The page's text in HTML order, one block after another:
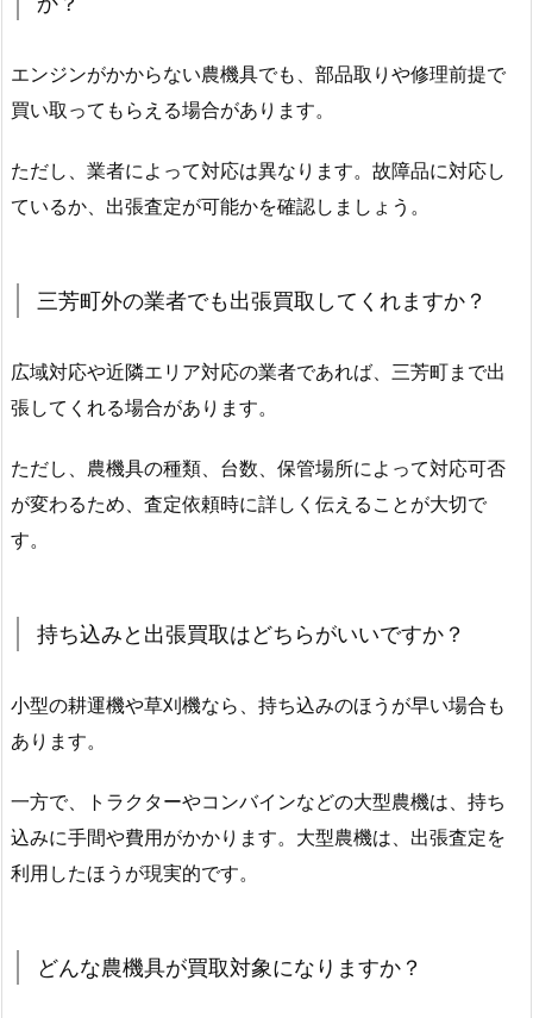
エンジンがかからない農機具でも、部品取りや修理前提で
買い取ってもらえる場合があります。
ただし、業者によって対応は異なります。故障品に対応し
ているか、出張査定が可能かを確認しましょう。
三芳町外の業者でも出張買取してくれますか？
広域対応や近隣エリア対応の業者であれば、三芳町まで出
張してくれる場合があります。
ただし、農機具の種類、台数、保管場所によって対応可否
が変わるため、査定依頼時に詳しく伝えることが大切で
す。
持ち込みと出張買取はどちらがいいですか？
小型の耕運機や草刈機なら、持ち込みのほうが早い場合も
あります。
一方で、トラクターやコンバインなどの大型農機は、持ち
込みに手間や費用がかかります。大型農機は、出張査定を
利用したほうが現実的です。
どんな農機具が買取対象になりますか？